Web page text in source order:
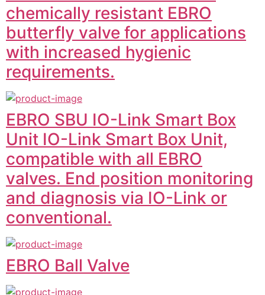
chemically resistant EBRO
butterfly valve for applications
with increased hygienic
requirements.
EBRO SBU IO-Link Smart Box
Unit IO-Link Smart Box Unit,
compatible with all EBRO
valves. End position monitoring
and diagnosis via IO-Link or
conventional.
EBRO Ball Valve